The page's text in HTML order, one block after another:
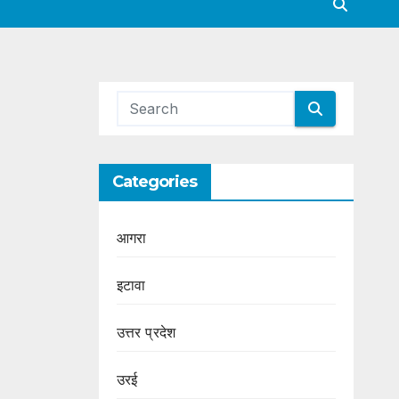
Categories
आगरा
इटावा
उत्तर प्रदेश
उरई